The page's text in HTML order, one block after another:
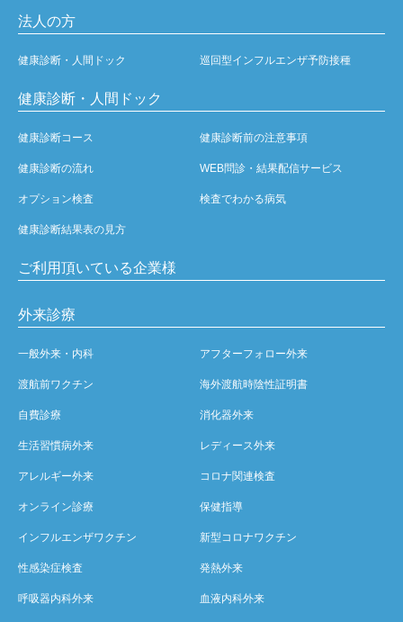
法人の方
健康診断・人間ドック 巡回型インフルエンザ予防接種
健康診断・人間ドック
健康診断コース 健康診断前の注意事項
健康診断の流れ WEB問診・結果配信サービス
オプション検査 検査でわかる病気
健康診断結果表の見方
ご利用頂いている企業様
外来診療
一般外来・内科 アフターフォロー外来
渡航前ワクチン 海外渡航時陰性証明書
自費診療 消化器外来
生活習慣病外来 レディース外来
アレルギー外来 コロナ関連検査
オンライン診療 保健指導
インフルエンザワクチン 新型コロナワクチン
性感染症検査 発熱外来
呼吸器内科外来 血液内科外来